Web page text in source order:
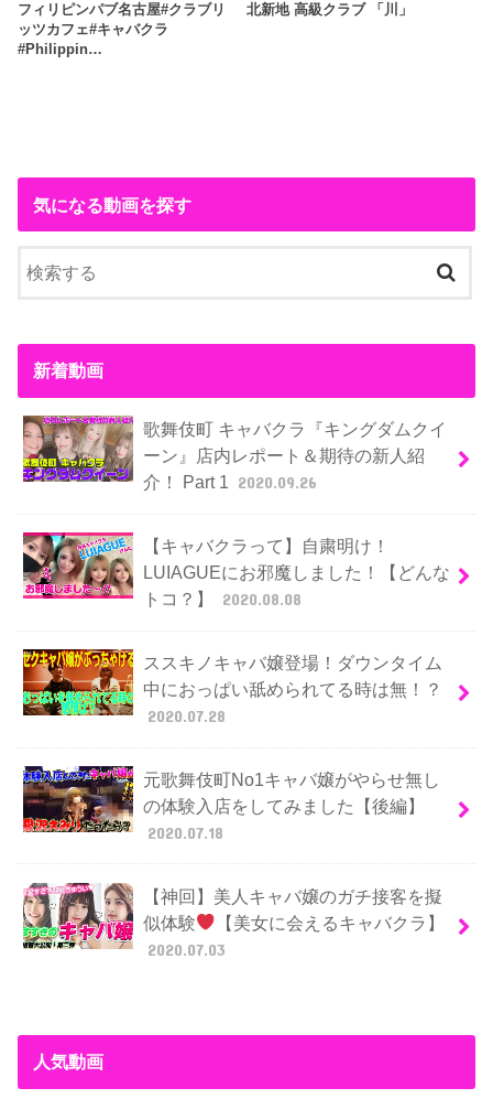
フィリピンパブ名古屋#クラブリ
ッツカフェ#キャバクラ
#Philippin…
北新地 高級クラブ 「川」
気になる動画を探す
新着動画
歌舞伎町 キャバクラ『キングダムクイ
ーン』店内レポート＆期待の新人紹
介！ Part 1 2020.09.26
【キャバクラって】自粛明け！
LUIAGUEにお邪魔しました！【どんな
トコ？】
2020.08.08
ススキノキャバ嬢登場！ダウンタイム
中におっぱい舐められてる時は無！？
2020.07.28
元歌舞伎町No1キャバ嬢がやらせ無し
の体験入店をしてみました【後編】
2020.07.18
【神回】美人キャバ嬢のガチ接客を擬
似体験
【美女に会えるキャバクラ】
2020.07.03
人気動画